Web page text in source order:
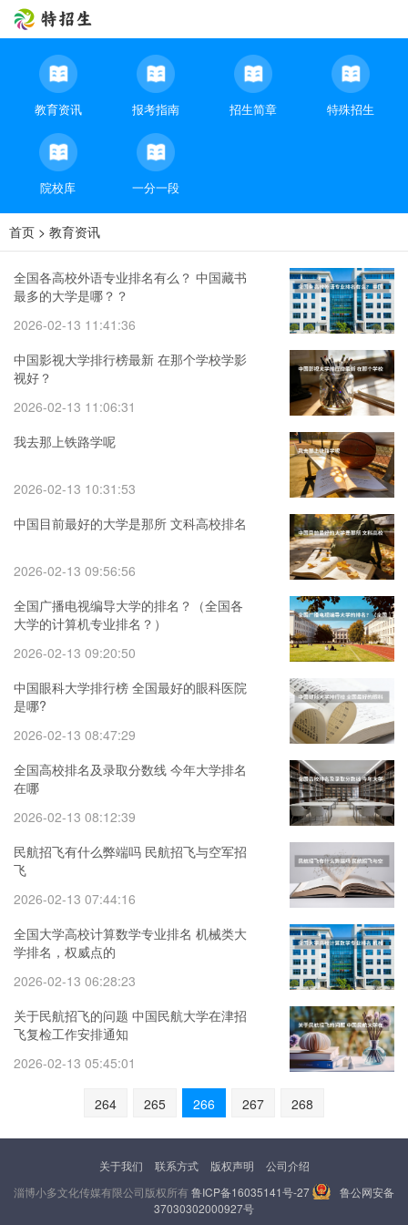
教育资讯 报考指南 招生简章 特殊招生
院校库 一分一段
首页 > 教育资讯
全国各高校外语专业排名有么？ 中国藏书
最多的大学是哪？？
2026-02-13 11:41:36
中国影视大学排行榜最新 在那个学校学影
视好？
2026-02-13 11:06:31
我去那上铁路学呢
2026-02-13 10:31:53
中国目前最好的大学是那所 文科高校排名
2026-02-13 09:56:56
全国广播电视编导大学的排名？（全国各
大学的计算机专业排名？）
2026-02-13 09:20:50
中国眼科大学排行榜 全国最好的眼科医院
是哪?
2026-02-13 08:47:29
全国高校排名及录取分数线 今年大学排名
在哪
2026-02-13 08:12:39
民航招飞有什么弊端吗 民航招飞与空军招
飞
2026-02-13 07:44:16
全国大学高校计算数学专业排名 机械类大
学排名，权威点的
2026-02-13 06:28:23
关于民航招飞的问题 中国民航大学在津招
飞复检工作安排通知
2026-02-13 05:45:01
264 265 266 267 268
关于我们 联系方式 版权声明
公司介绍
淄博小多文化传媒有限公司版权所有鲁ICP备16035141号-27
鲁公网安备
37030302000927号